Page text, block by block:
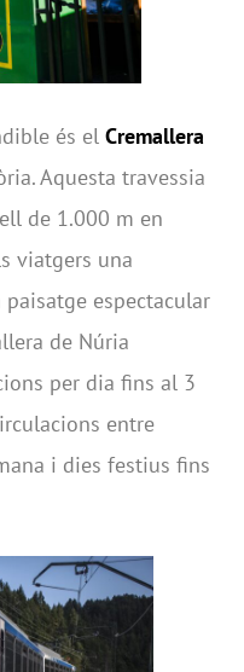
és el Cremallera
Aquesta travessia
de 1.000 m en
viatgers una
espectacular
de Núria
per dia fins al 3
entre
i dies festius fins